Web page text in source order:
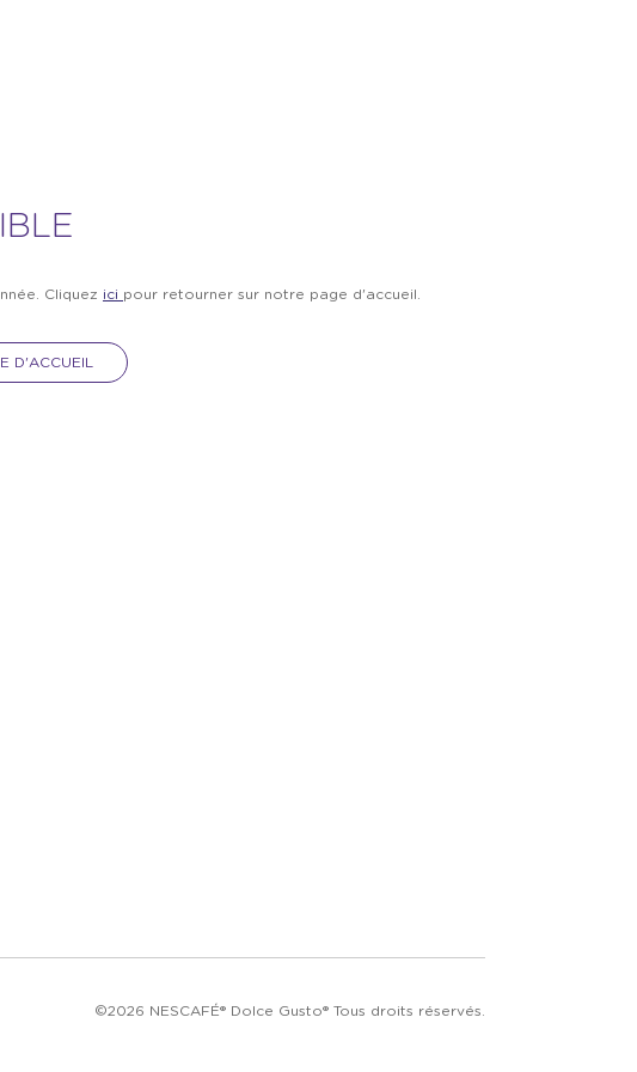
Cliquez ici pour retourner sur notre page d'accueil.
D'ACCUEIL
©2026 NESCAFÉ® Dolce Gusto® Tous droits réservés.